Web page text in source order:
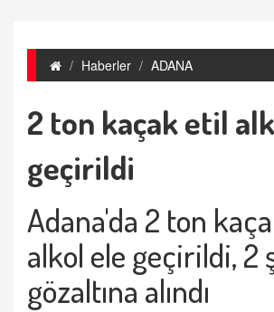
Haberler ADANA
2 ton kaçak etil
geçirildi
Adana'da 2 ton
alkol ele geçirildi, 2
gözaltına alındı